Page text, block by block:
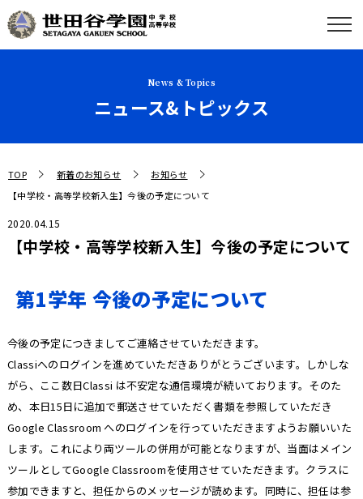
News & Topics
ニュース&トピックス
TOP 新着のお知らせ
お知らせ
【中学校・高等学校新入生】今後の予定について
2020.04.15
【中学校・高等学校新入生】今後の予定について
第1学年 今後の予定について
今後の予定につきましてご連絡させていただきます。
Classiへのログインを進めていただきありがとうございます。しかしな
がら、ここ数日Classi は不安定な通信環境が続いております。そのた
め、本日15日に追加で郵送させていただく書類を参照していただき
Google Classroom へのログインを行っていただきますようお願いいた
します。これにより両ツールの併用が可能となりますが、当面はメイン
ツールとしてGoogle Classroomを使用させていただきます。クラスに
参加できますと、担任からのメッセージが読めます。同時に、担任は参